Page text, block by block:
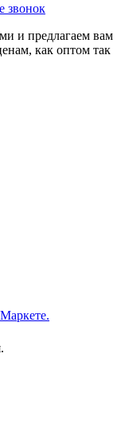
звонок
и предлагаем вам
как оптом так